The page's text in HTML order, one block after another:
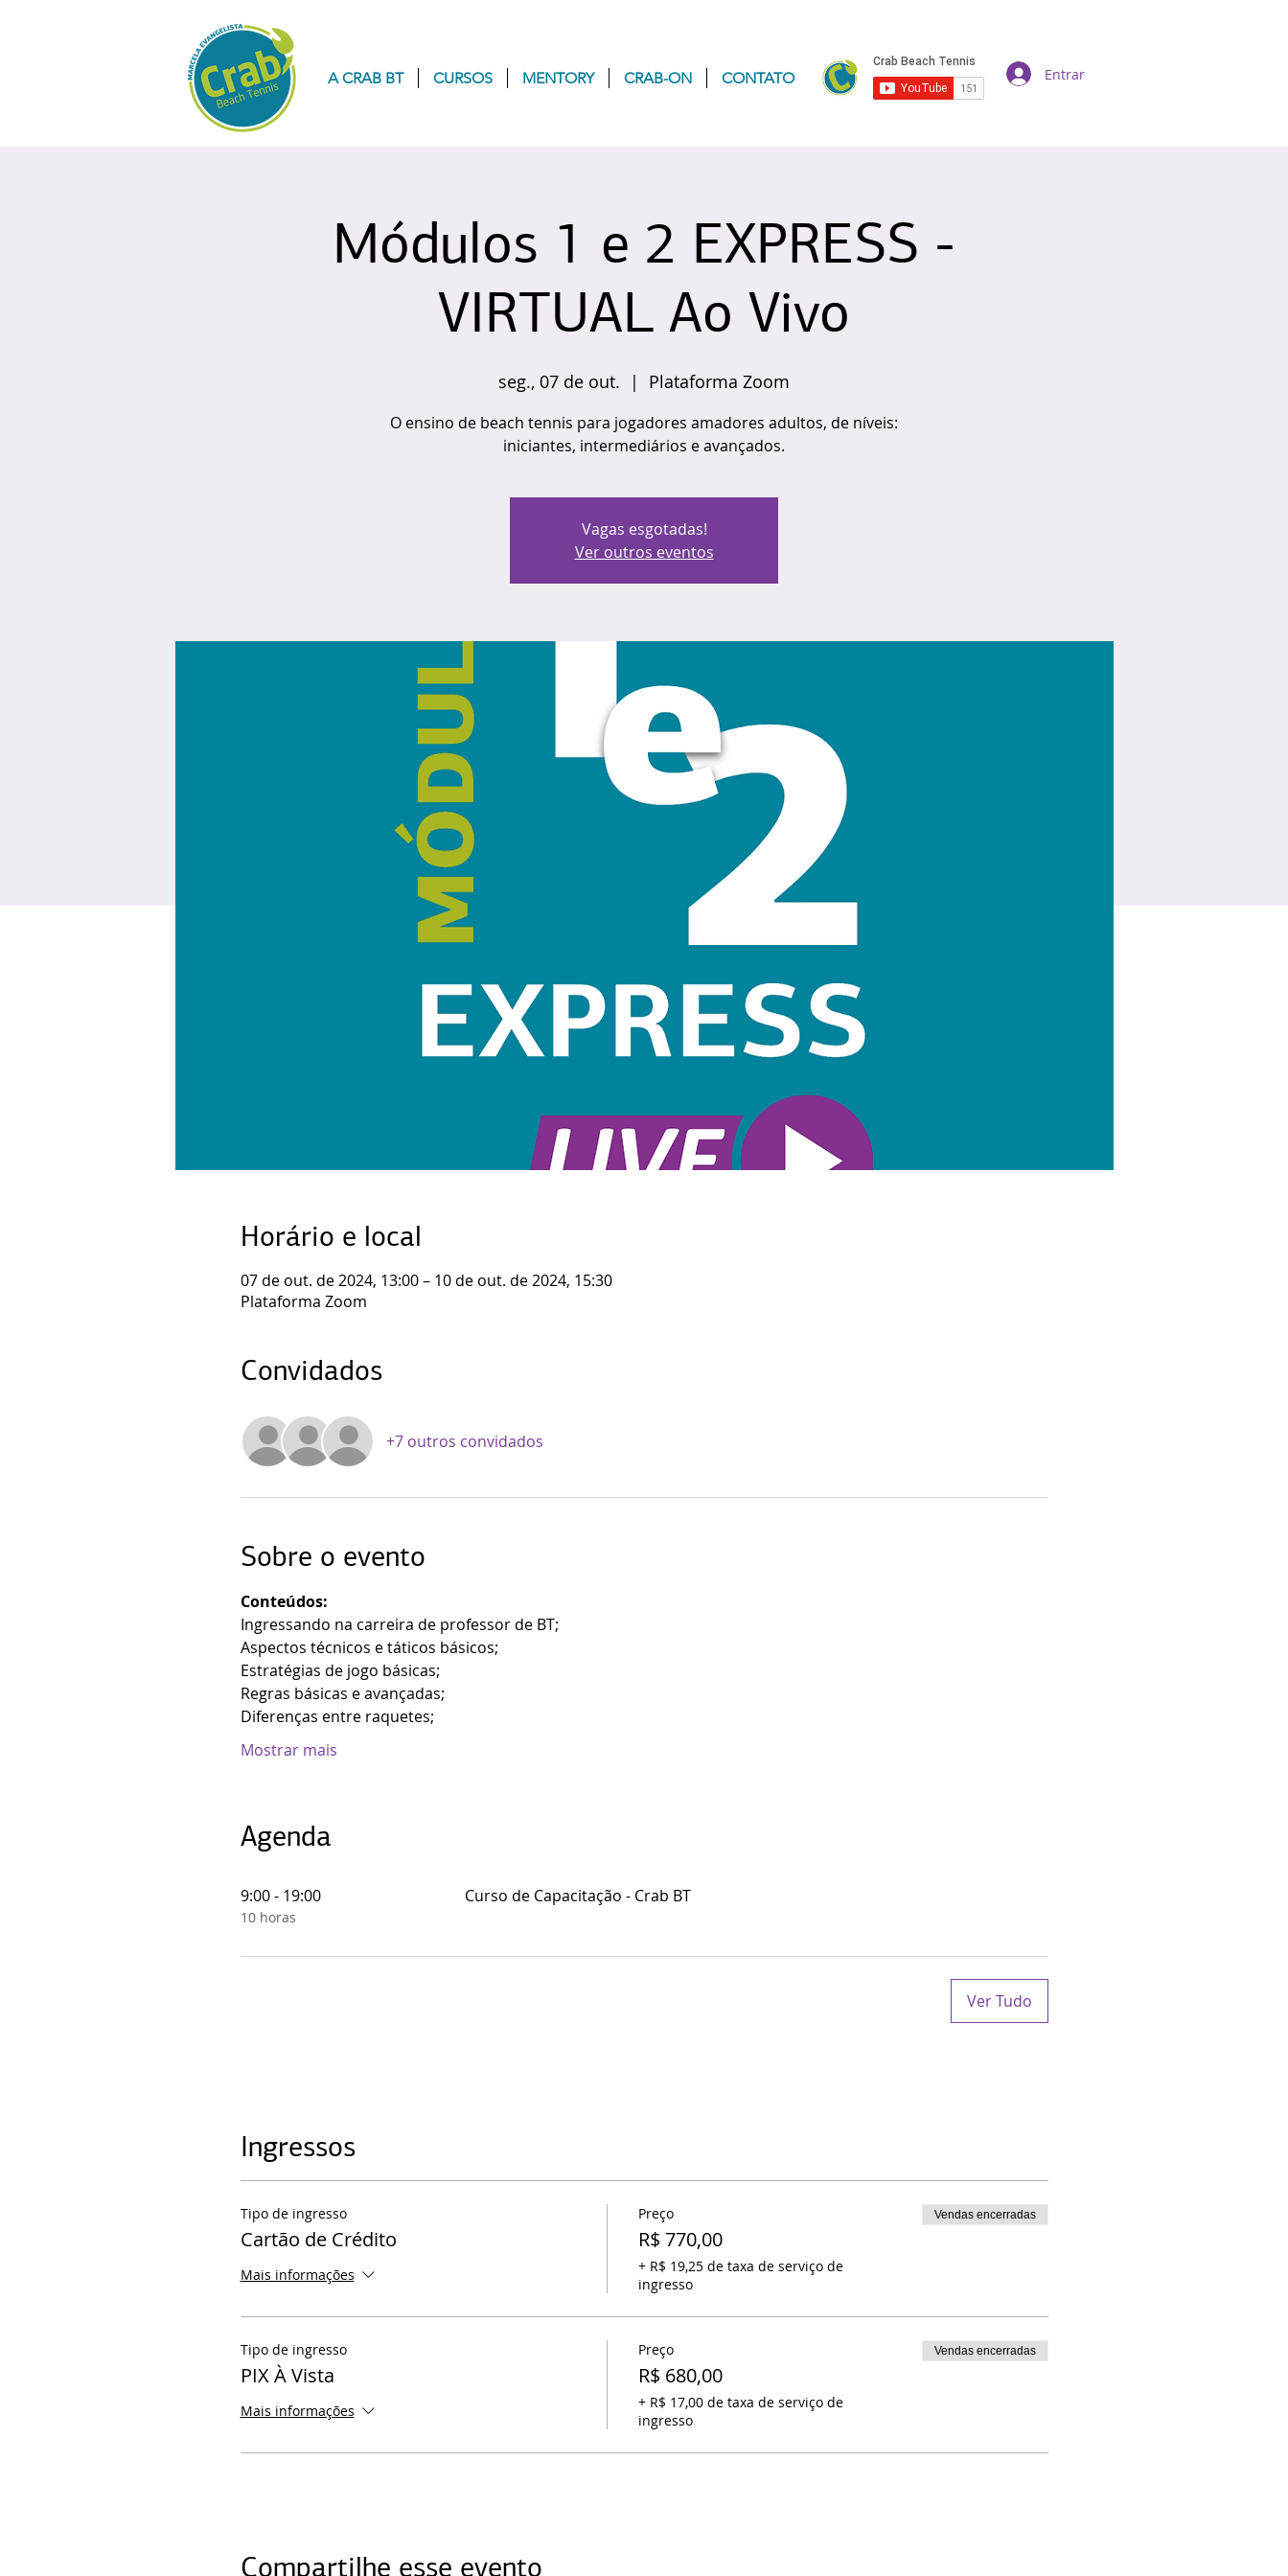
A CRAB BT CURSOS MENTORY CRAB-ON CONTATO Entrar
Módulos 1 e 2 EXPRESS -
VIRTUAL Ao Vivo
seg., 07 de out.
  |
Plataforma Zoom
O ensino de beach tennis para jogadores amadores adultos, de níveis:
iniciantes, intermediários e avançados.
Vagas esgotadas!
Ver outros eventos
Horário e local
07 de out. de 2024, 13:00 – 10 de out. de 2024, 15:30
Plataforma Zoom
Convidados
+7 outros convidados
Sobre o evento
Conteúdos:
Ingressando na carreira de professor de BT;
Aspectos técnicos e táticos básicos;
Estratégias de jogo básicas;
Regras básicas e avançadas;
Diferenças entre raquetes;
Mostrar mais
Agenda
9:00 - 19:00
10 horas
Curso de Capacitação - Crab BT
Ver Tudo
Ingressos
Tipo de ingresso
Cartão de Crédito
Mais informações
Preço
R$ 770,00
+ R$ 19,25 de taxa de serviço de
ingresso
Vendas encerradas
Tipo de ingresso
PIX À Vista
Mais informações
Preço
R$ 680,00
+ R$ 17,00 de taxa de serviço de
ingresso
Vendas encerradas
Compartilhe esse evento